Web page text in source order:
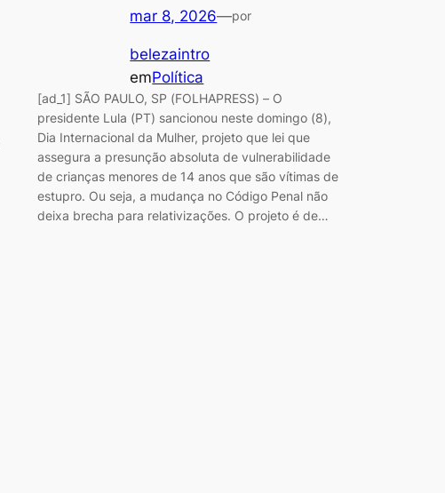
mar 8, 2026—por
belezaintro
emPolítica
[ad_1] SÃO PAULO, SP (FOLHAPRESS) – O
presidente Lula (PT) sancionou neste domingo (8),
Dia Internacional da Mulher, projeto que lei que
assegura a presunção absoluta de vulnerabilidade
de crianças menores de 14 anos que são vítimas de
estupro. Ou seja, a mudança no Código Penal não
deixa brecha para relativizações. O projeto é de…